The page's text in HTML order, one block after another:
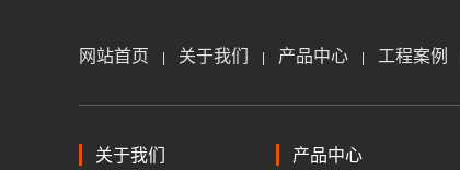
网站首页 | 关于我们 | 产品中心 | 工程案例
关于我们 产品中心